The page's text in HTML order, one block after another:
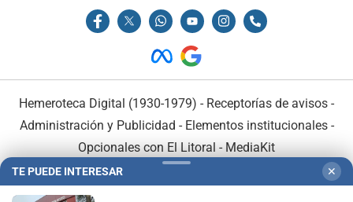
Hemeroteca Digital (1930-1979) - Receptorías de avisos -
Administración y Publicidad - Elementos institucionales-
Opcionales con El Litoral - MediaKit
TE PUEDE INTERESAR ✕